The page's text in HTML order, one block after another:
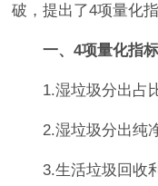
破，提出了4项量化
一、4项量化指标
1.湿垃圾分出占
2.湿垃圾分出纯
3.生活垃圾回收